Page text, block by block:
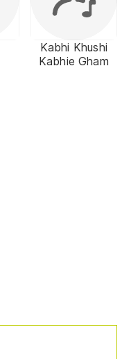
Kabhi Khushi
Kabhie Gham